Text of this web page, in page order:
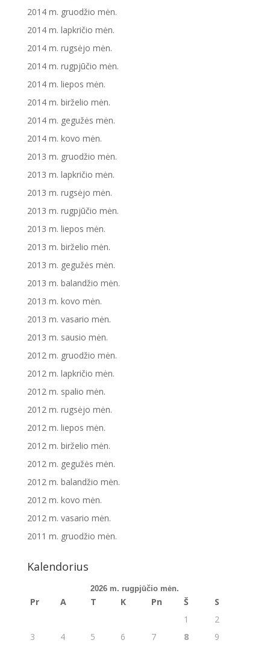
2014 m. gruodžio mėn.
2014 m. lapkričio mėn.
2014 m. rugsėjo mėn.
2014 m. rugpjūčio mėn.
2014 m. liepos mėn.
2014 m. birželio mėn.
2014 m. gegužės mėn.
2014 m. kovo mėn.
2013 m. gruodžio mėn.
2013 m. lapkričio mėn.
2013 m. rugsėjo mėn.
2013 m. rugpjūčio mėn.
2013 m. liepos mėn.
2013 m. birželio mėn.
2013 m. gegužės mėn.
2013 m. balandžio mėn.
2013 m. kovo mėn.
2013 m. vasario mėn.
2013 m. sausio mėn.
2012 m. gruodžio mėn.
2012 m. lapkričio mėn.
2012 m. spalio mėn.
2012 m. rugsėjo mėn.
2012 m. liepos mėn.
2012 m. birželio mėn.
2012 m. gegužės mėn.
2012 m. balandžio mėn.
2012 m. kovo mėn.
2012 m. vasario mėn.
2011 m. gruodžio mėn.
Kalendorius
2026 m. rugpjūčio mėn.
Pr A T K Pn Š
S
1
2
3
4 5 6 7 8 9